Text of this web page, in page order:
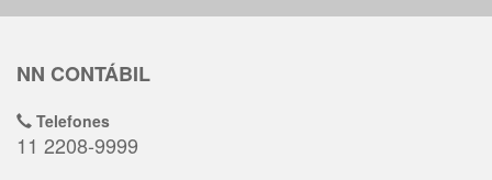
NN CONTÁBIL
Telefones
11 2208-9999